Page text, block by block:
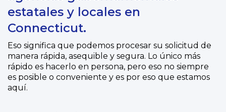
estatales y locales en
Connecticut.
Eso significa que podemos procesar su solicitud de
manera rápida, asequible y segura. Lo único más
rápido es hacerlo en persona, pero eso no siempre
es posible o conveniente y es por eso que estamos
aquí.